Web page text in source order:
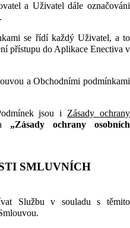
a Uživatel dále označováni
.
se řídí každý Uživatel, a to
přístupu do Aplikace Enectiva v
a Obchodními podmínkami
jsou i Zásady ochrany
„Zásady ochrany osobních
SMLUVNÍCH
Službu v souladu s těmito